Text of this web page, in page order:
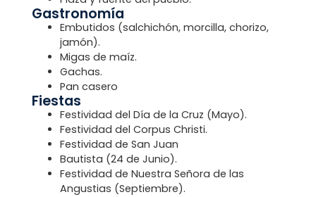
Gastronomía
Embutidos (salchichón, morcilla, chorizo,
jamón).
Migas de maíz.
Gachas.
Pan casero
Fiestas
Festividad del Día de la Cruz (Mayo).
Festividad del Corpus Christi.
Festividad de San Juan
Bautista (24 de Junio).
Festividad de Nuestra Señora de las
Angustias (Septiembre).